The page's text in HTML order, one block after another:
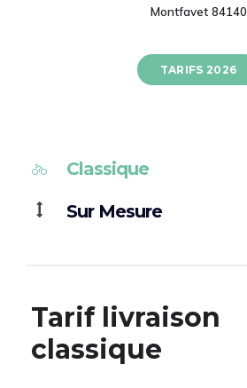
Montfavet 84140
TARIFS 2026
Classique
Sur Mesure
Tarif livraison
classique